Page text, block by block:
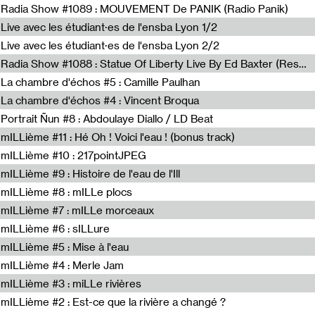
Radia Show #1089 : MOUVEMENT De PANIK (Radio Panik)
Live avec les étudiant·es de l'ensba Lyon 1/2
Live avec les étudiant·es de l'ensba Lyon 2/2
Radia Show #1088 : Statue Of Liberty Live By Ed Baxter (Resonance)
La chambre d'échos #5 : Camille Paulhan
La chambre d'échos #4 : Vincent Broqua
Portrait Ñun #8 : Abdoulaye Diallo / LD Beat
mILLième #11 : Hé Oh ! Voici l'eau ! (bonus track)
mILLième #10 : 217pointJPEG
mILLième #9 : Histoire de l'eau de l'Ill
mILLième #8 : mILLe plocs
mILLième #7 : mILLe morceaux
mILLième #6 : sILLure
mILLième #5 : Mise à l'eau
mILLième #4 : Merle Jam
mILLième #3 : miLLe rivières
mILLième #2 : Est-ce que la rivière a changé ?